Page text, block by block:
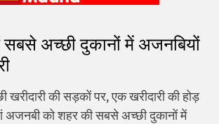
सबसे अच्छी दुकानों में अजनबियों
की सड़कों पर, एक खरीदारी की होड़
अजनबी को शहर की सबसे अच्छी दुकानों में